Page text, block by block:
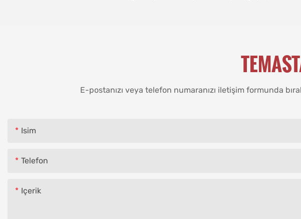
E-postanızı veya telefon numaranızı iletişim formunda
Isim
Telefon
Içerik